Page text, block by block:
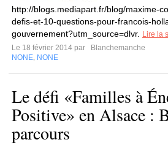
http://blogs.mediapart.fr/blog/maxime-
defis-et-10-questions-pour-francois-
gouvernement?utm_source=dlvr.
Lire la
Le 18 février 2014 par
Blanchemanche
NONE NONE
Le défi «Familles à
Positive» en Alsace :
parcours